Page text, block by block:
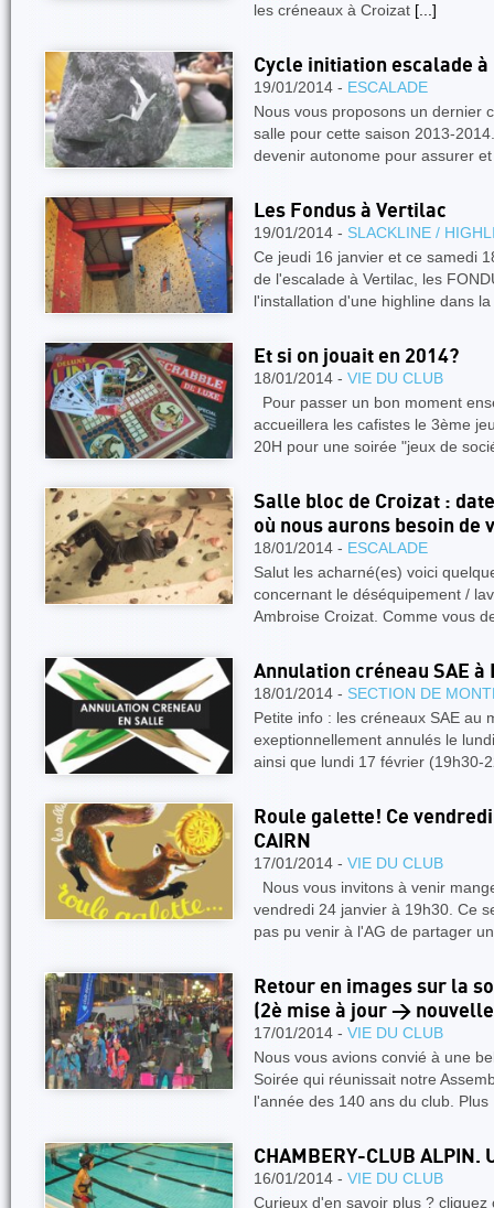
les créneaux à Croizat [...]
Cycle initiation escalade
19/01/2014 - ESCALADE
Nous vous proposons un dernier
salle pour cette saison 2013-
devenir autonome pour assurer
Les Fondus à Vertilac
19/01/2014 - SLACKLINE /
Ce jeudi 16 janvier et ce samedi
de l'escalade à Vertilac, les
l'installation d'une highline dans
Et si on jouait en 2014?
18/01/2014 - VIE DU CLUB
Pour passer un bon moment
accueillera les cafistes le 3ème
20H pour une soirée "jeux de
Salle bloc de Croizat :
où nous aurons besoin de
18/01/2014 - ESCALADE
Salut les acharné(es) voici
concernant le déséquipement /
Ambroise Croizat. Comme vous
Annulation créneau SAE
18/01/2014 - SECTION DE
Petite info : les créneaux SAE au
exeptionnellement annulés le
ainsi que lundi 17 février (19h30-
Roule galette! Ce
CAIRN
17/01/2014 - VIE DU CLUB
Nous vous invitons à venir
vendredi 24 janvier à 19h30. Ce
pas pu venir à l'AG de partager
Retour en images sur la
(2è mise à jour >
17/01/2014 - VIE DU CLUB
Nous vous avions convié à une
Soirée qui réunissait notre
l'année des 140 ans du club. Plus
CHAMBERY-CLUB
16/01/2014 - VIE DU CLUB
Curieux d'en savoir plus ?